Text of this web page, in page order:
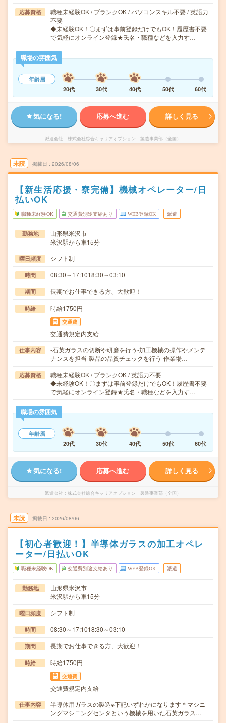
応募資格
職種未経験OK / ブランクOK / パソコンスキル不要 / 英語力
不要
◆未経験OK！〇まずは事前登録だけでもOK！履歴書不要
で気軽にオンライン登録★氏名・職種などを入力す…
職場の雰囲気
年齢層
20代
30代 40代 50代 60代
気になる! 応募へ進む 詳しく見る
派遣会社 株式会社綜合キャリアオプション 製造事業部（全国）
未読 掲載日 2026/08/06
【新生活応援・寮完備】機械オペレーター/日
払いOK
職種未経験OK 交通費別途支給あり WEB登録OK 派遣
勤務地
山形県米沢市
米沢駅から車15分
曜日頻度 シフト制
時間 08:30～17:1018:30～03:10
期間 長期でお仕事できる方、大歓迎！
時給 時給1750円
交通費
交通費規定内支給
仕事内容
-石英ガラスの切断や研磨を行う-加工機械の操作やメンテ
ナンスを担当-製品の品質チェックを行う-作業場…
応募資格
職種未経験OK / ブランクOK / 英語力不要
◆未経験OK！〇まずは事前登録だけでもOK！履歴書不要
で気軽にオンライン登録★氏名・職種などを入力す…
職場の雰囲気
年齢層
20代
30代 40代 50代 60代
気になる! 応募へ進む 詳しく見る
派遣会社 株式会社綜合キャリアオプション 製造事業部（全国）
未読 掲載日 2026/08/06
【初心者歓迎！】半導体ガラスの加工オペレ
ーター/日払いOK
職種未経験OK 交通費別途支給あり WEB登録OK 派遣
勤務地
山形県米沢市
米沢駅から車15分
曜日頻度 シフト制
時間 08:30～17:1018:30～03:10
期間 長期でお仕事できる方、大歓迎！
時給 時給1750円
交通費
交通費規定内支給
仕事内容
半導体用ガラスの製造※下記いずれかになります＊マシニ
ングマシニングセンタという機械を用いた石英ガラス…